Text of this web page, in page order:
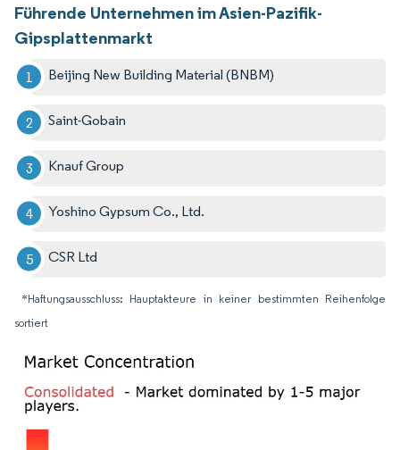
Führende Unternehmen im Asien-Pazifik-
Gipsplattenmarkt
Beijing New Building Material (BNBM)
Saint-Gobain
Knauf Group
Yoshino Gypsum Co., Ltd.
CSR Ltd
*Haftungsausschluss: Hauptakteure in keiner bestimmten Reihenfolge
sortiert